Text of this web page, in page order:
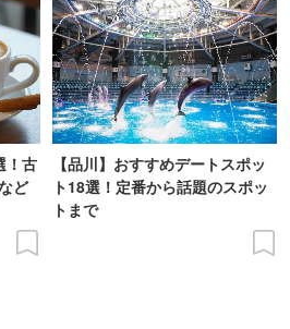
！古
ど
【品川】おすすめデートスポッ
ト18選！定番から話題のスポッ
トまで